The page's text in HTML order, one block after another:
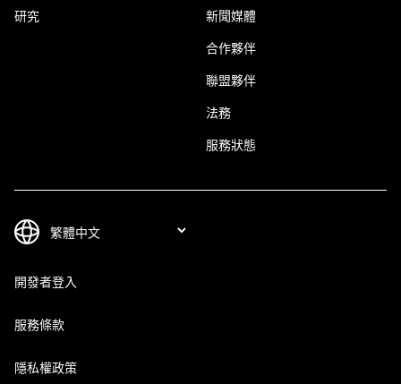
研究 新聞媒體
合作夥伴
聯盟夥伴
法務
服務狀態
開發者登入
服務條款
隱私權政策